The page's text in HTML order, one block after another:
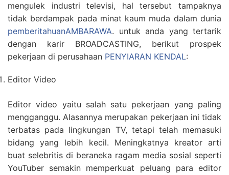
mengulek industri televisi, hal tersebut tampaknya
tidak berdampak pada minat kaum muda dalam dunia
pemberitahuanAMBARAWA. untuk anda yang tertarik
dengan karir BROADCASTING, berikut prospek
pekerjaan di perusahaan PENYIARAN KENDAL:
Editor Video
Editor video yaitu salah satu pekerjaan yang paling
mengganggu. Alasannya merupakan pekerjaan ini tidak
terbatas pada lingkungan TV, tetapi telah memasuki
bidang yang lebih kecil. Meningkatnya kreator arti
buat selebritis di beraneka ragam media sosial seperti
YouTuber semakin memperkuat peluang para editor